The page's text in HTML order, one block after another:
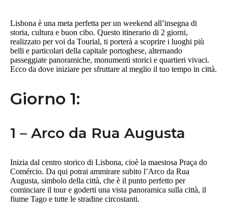
Lisbona è una meta perfetta per un weekend all’insegna di
storia, cultura e buon cibo. Questo itinerario di 2 giorni,
realizzato per voi da Tourial, ti porterà a scoprire i luoghi più
belli e particolari della capitale portoghese, alternando
passeggiate panoramiche, monumenti storici e quartieri vivaci.
Ecco da dove iniziare per sfruttare al meglio il tuo tempo in città.
Giorno 1:
1 – Arco da Rua Augusta
Inizia dal centro storico di Lisbona, cioè la maestosa Praça do
Comércio. Da qui potrai ammirare subito l’Arco da Rua
Augusta, simbolo della città, che è il punto perfetto per
cominciare il tour e goderti una vista panoramica sulla città, il
fiume Tago e tutte le stradine circostanti.